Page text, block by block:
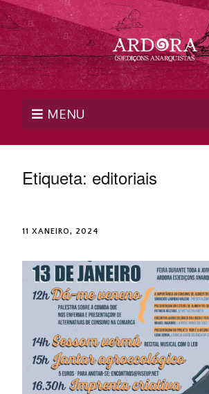
MENU
Etiqueta: editoriais
11 XANEIRO, 2024